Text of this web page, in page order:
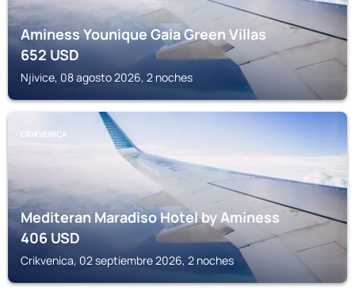
Aminess Younique Gaia Green Villas
652USD
Njivice, 08 agosto 2026, 2 noches
CRIKVENICA
Mediteran Maradiso Hotel by Aminess
406USD
Crikvenica, 02 septiembre 2026, 2 noches